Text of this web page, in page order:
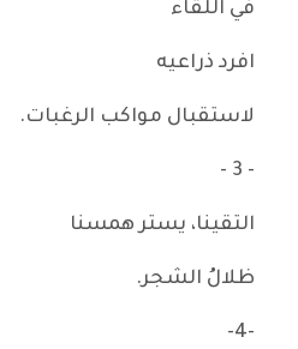
في اللقاء
افرد ذراعيه
لاستقبال مواكب الرغبات.
- 3 -
التقينا، يستر همسنا
ظلالُ الشجر.
-4-